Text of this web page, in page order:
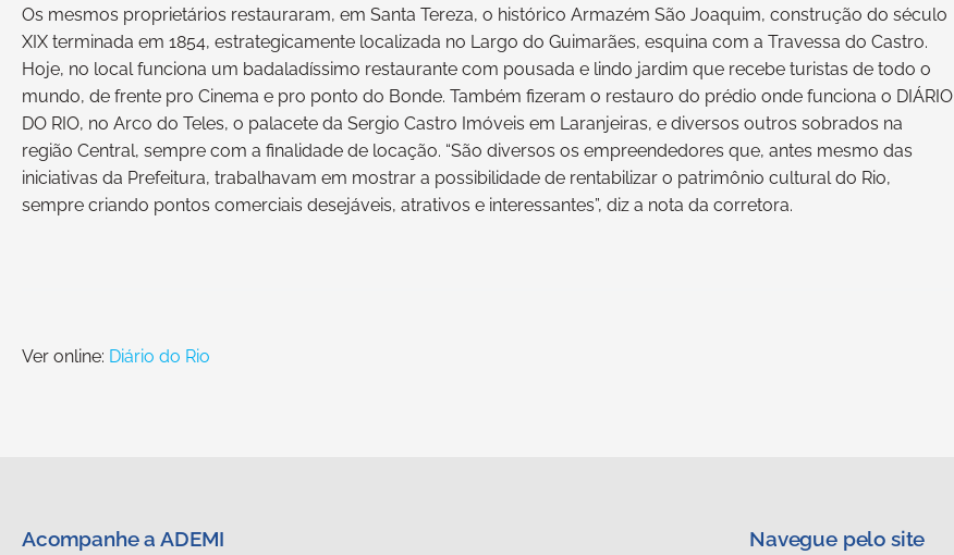
Os mesmos proprietários restauraram, em Santa Tereza, o histórico Armazém São Joaquim, construção do século
XIX terminada em 1854, estrategicamente localizada no Largo do Guimarães, esquina com a Travessa do Castro.
Hoje, no local funciona um badaladíssimo restaurante com pousada e lindo jardim que recebe turistas de todo o
mundo, de frente pro Cinema e pro ponto do Bonde. Também fizeram o restauro do prédio onde funciona o DIÁRIO
DO RIO, no Arco do Teles, o palacete da Sergio Castro Imóveis em Laranjeiras, e diversos outros sobrados na
região Central, sempre com a finalidade de locação. “São diversos os empreendedores que, antes mesmo das
iniciativas da Prefeitura, trabalhavam em mostrar a possibilidade de rentabilizar o patrimônio cultural do Rio,
sempre criando pontos comerciais desejáveis, atrativos e interessantes”, diz a nota da corretora.
Ver online: Diário do Rio
Acompanhe a ADEMI Navegue pelo site